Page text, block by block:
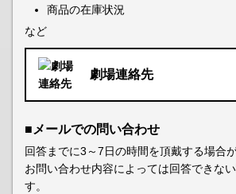
商品の在庫状況
など
劇場連絡先
■メールでの問い合わせ
回答までに3～7日の時間を頂戴する場
お問い合わせ内容によっては回答できな
す。